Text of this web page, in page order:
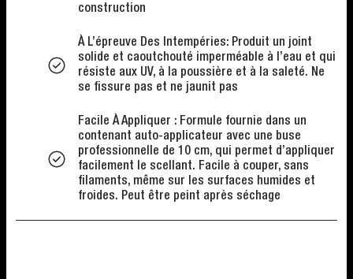
construction
À L’épreuve Des Intempéries: Produit un joint
solide et caoutchouté imperméable à l’eau et qui
résiste aux UV, à la poussière et à la saleté. Ne
se fissure pas et ne jaunit pas
Facile À Appliquer : Formule fournie dans un
contenant auto-applicateur avec une buse
professionnelle de 10 cm, qui permet d’appliquer
facilement le scellant. Facile à couper, sans
filaments, même sur les surfaces humides et
froides. Peut être peint après séchage